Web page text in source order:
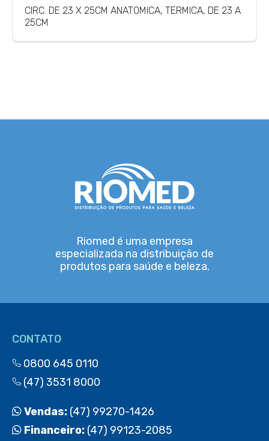
CIRC. DE 23 X 25CM ANATOMICA, TERMICA, DE 23 A
25CM
Riomed é uma empresa
especializada na distribuição de
produtos para saúde e beleza.
CONTATO
0800 645 0110
(47) 3531 8000
Vendas: (47) 99270-1426
Financeiro: (47) 99123-2085